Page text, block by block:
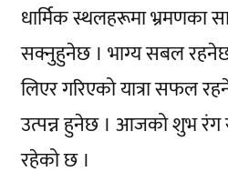
धार्मिक स्थलहरूमा भ्रमणका
सक्नुहुनेछ । भाग्य सबल रहनेछ
लिएर गरिएको यात्रा सफल
उत्पन्न हुनेछ । आजको शुभ रंग
रहेको छ ।